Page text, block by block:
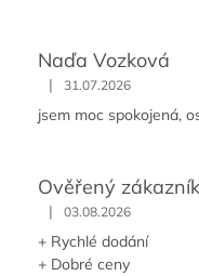
Naďa Vozková
| 31.07.2026
jsem moc spokojená,
Ověřený
| 03.08.2026
+ Rychlé dodání
+ Dobré ceny